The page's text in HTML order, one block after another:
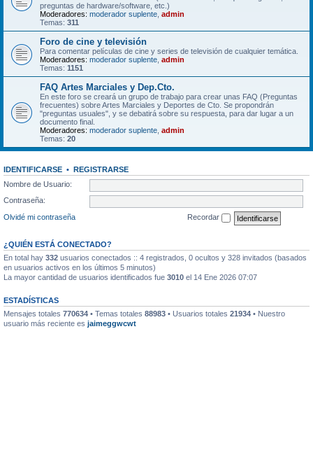
preguntas de hardware/software, etc.)
Moderadores: moderador suplente admin
Temas: 311
Foro de cine y televisión
Para comentar películas de cine y series de televisión de cualquier temática.
Moderadores: moderador suplente admin
Temas: 1151
FAQ Artes Marciales y Dep.Cto.
En este foro se creará un grupo de trabajo para crear unas FAQ (Preguntas
frecuentes) sobre Artes Marciales y Deportes de Cto. Se propondrán
"preguntas usuales", y se debatirá sobre su respuesta, para dar lugar a un
documento final.
Moderadores: moderador suplente admin
Temas: 20
IDENTIFICARSE • REGISTRARSE
Nombre de Usuario:
Contraseña:
Olvidé mi contraseña
Recordar
¿QUIÉN ESTÁ CONECTADO?
En total hay 332 usuarios conectados :: 4 registrados, 0 ocultos y 328 invitados (basados
en usuarios activos en los últimos 5 minutos)
La mayor cantidad de usuarios identificados fue 3010 el 14 Ene 2026 07:07
ESTADÍSTICAS
Mensajes totales 770634 • Temas totales 88983 • Usuarios totales 21934 • Nuestro
usuario más reciente es jaimeggwcwt